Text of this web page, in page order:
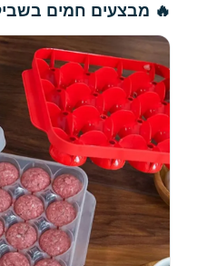
🔥 מבצעים חמים